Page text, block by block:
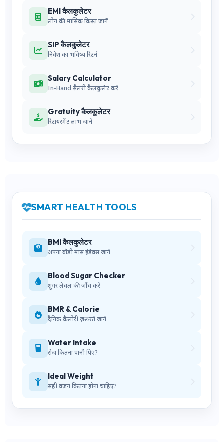
EMI कैलकुलेटर
लोन की मासिक किस्त जानें
SIP कैलकुलेटर
निवेश का भविष्य रिटर्न
Salary Calculator
In-Hand सैलरी कैलकुलेट करें
Gratuity कैलकुलेटर
रिटायरमेंट लाभ जानें
SMART HEALTH TOOLS
BMI कैलकुलेटर
अपना बॉडी मास इंडेक्स जानें
Blood Sugar Checker
शुगर लेवल की जाँच करें
BMR & Calorie
दैनिक कैलोरी ज़रूरतें जानें
Water Intake
रोज़ कितना पानी पिएं?
Ideal Weight
सही वज़न कितना होना चाहिए?